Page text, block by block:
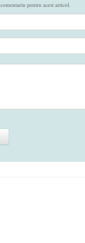
pentru acest articol.